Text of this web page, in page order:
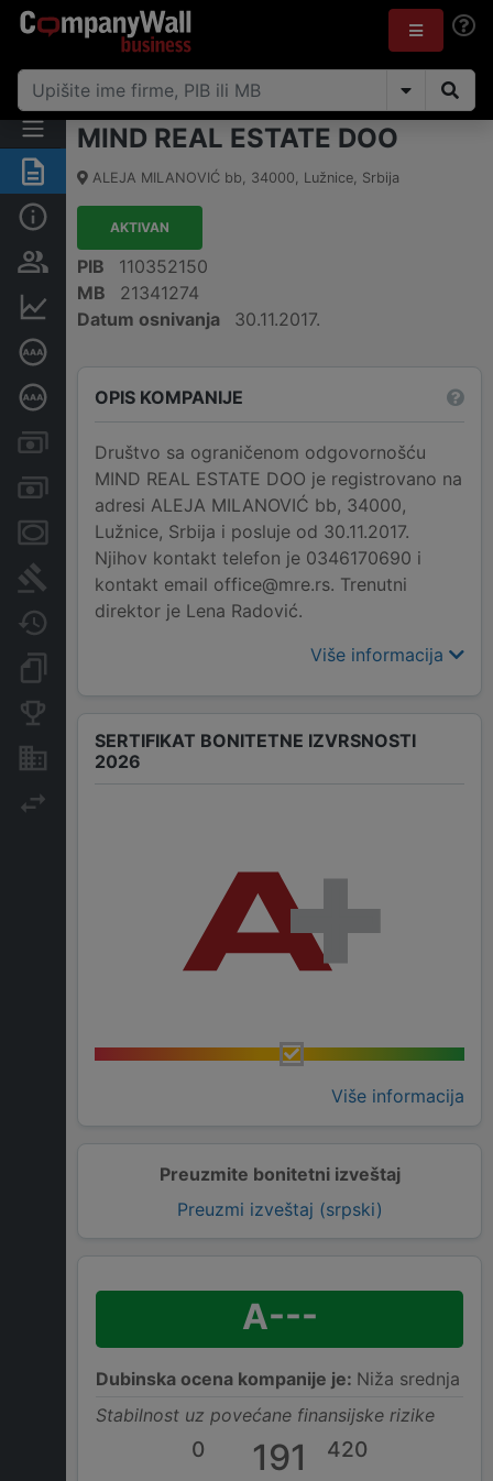
Rezime
Vlasnička struktura
Dubinska bonitetna ocena
Kreditni limit kompanije
Računi i blokade
Menice i zaloge
Sudski sporovi
Javne nabavke
Konkurentske kompanije
Nekretnine i imovina
MIND REAL ESTATE DOO
ALEJA MILANOVIĆ bb, 34000, Lužnice, Srbija
AKTIVAN
PIB
110352150
MB
21341274
Datum osnivanja
30.11.2017.
OPIS KOMPANIJE
Društvo sa ograničenom odgovornošću
MIND REAL ESTATE DOO je registrovano na
adresi ALEJA MILANOVIĆ bb, 34000,
Lužnice, Srbija i posluje od 30.11.2017.
Njihov kontakt telefon je 0346170690 i
kontakt email office@mre.rs. Trenutni
direktor je Lena Radović.
Više informacija
SERTIFIKAT BONITETNE IZVRSNOSTI
2026
Više informacija
Preuzmite bonitetni izveštaj
Preuzmi izveštaj (srpski)
A---
Dubinska ocena kompanije je: Niža srednja
Stabilnost uz povećane finansijske rizike
0 191 420